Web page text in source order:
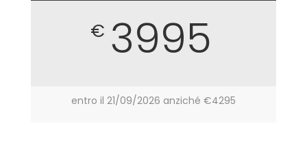
€ 3995
entro il 21/09/2026 anziché €4295